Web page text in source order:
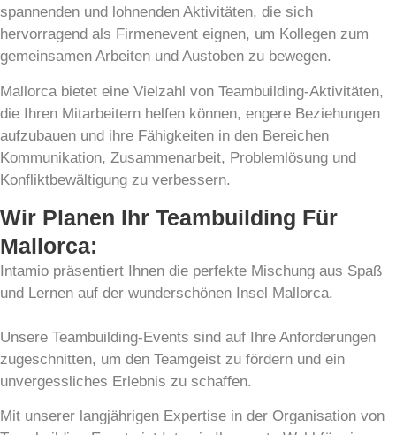
spannenden und lohnenden Aktivitäten, die sich
hervorragend als Firmenevent eignen, um Kollegen zum
gemeinsamen Arbeiten und Austoben zu bewegen.
Mallorca bietet eine Vielzahl von Teambuilding-Aktivitäten,
die Ihren Mitarbeitern helfen können, engere Beziehungen
aufzubauen und ihre Fähigkeiten in den Bereichen
Kommunikation, Zusammenarbeit, Problemlösung und
Konfliktbewältigung zu verbessern.
Wir Planen Ihr Teambuilding Für
Mallorca:
Intamio präsentiert Ihnen die perfekte Mischung aus Spaß
und Lernen auf der wunderschönen Insel Mallorca.
Unsere Teambuilding-Events sind auf Ihre Anforderungen
zugeschnitten, um den Teamgeist zu fördern und ein
unvergessliches Erlebnis zu schaffen.
Mit unserer langjährigen Expertise in der Organisation von